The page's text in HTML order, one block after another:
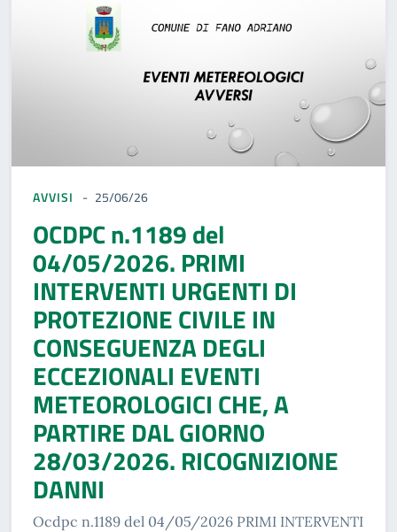
AVVISI 25/06/26
OCDPC n.1189 del
04/05/2026. PRIMI
INTERVENTI URGENTI DI
PROTEZIONE CIVILE IN
CONSEGUENZA DEGLI
ECCEZIONALI EVENTI
METEOROLOGICI CHE, A
PARTIRE DAL GIORNO
28/03/2026. RICOGNIZIONE
DANNI
Ocdpc n.1189 del 04/05/2026 PRIMI INTERVENTI